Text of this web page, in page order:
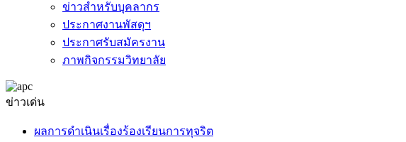
ข่าวสำหรับบุคลากร
ประกาศงานพัสดุฯ
ประกาศรับสมัครงาน
ภาพกิจกรรมวิทยาลัย
ข่าวเด่น
ผลการดำเนินเรื่องร้องเรียนการทุจริต